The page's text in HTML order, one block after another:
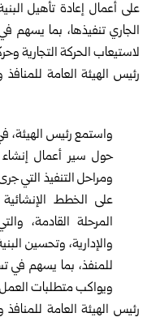
على أعمال إعادة تأهيل
الجاري تنفيذها، بما يسهم
لاستيعاب الحركة التجارية
واستمع رئيس الهيئة،
حول سير أعمال
ومراحل التنفيذ التي
على الخطط الإنشائية
المرحلة القادمة،
والإدارية، وتحسين
للمنفذ، بما يسهم في
ويواكب متطلبات العمل